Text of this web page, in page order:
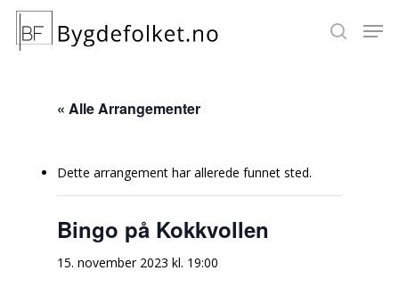
Hit enter to search or ESC to close
« Alle Arrangementer
Dette arrangement har allerede funnet sted.
Bingo på Kokkvollen
15. november 2023 kl. 19:00